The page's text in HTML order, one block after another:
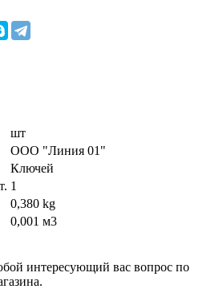
шт
ООО "Линия 01"
Ключей
1
0,380 kg
0,001 м3
интересующий вас вопрос по